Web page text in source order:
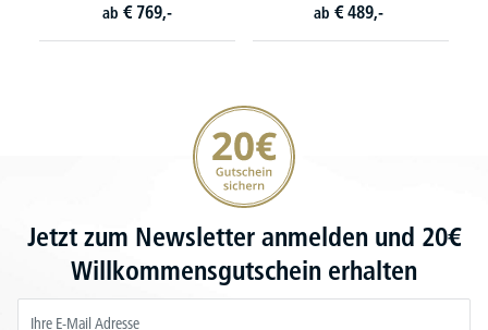
ab € 769,- ab € 489,-
20€ Gutschein sichern
Jetzt zum Newsletter anmelden und 20€
Willkommensgutschein erhalten